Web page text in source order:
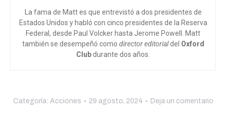
La fama de Matt es que entrevistó a dos presidentes de
Estados Unidos y habló con cinco presidentes de la Reserva
Federal, desde Paul Volcker hasta Jerome Powell. Matt
también se desempeñó como director editorialdel Oxford
Clubdurante dos años.
Categoría: Acciones 29 agosto, 2024 Deja un comentario